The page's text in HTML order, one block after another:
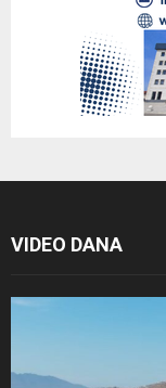
VIDEO DANA